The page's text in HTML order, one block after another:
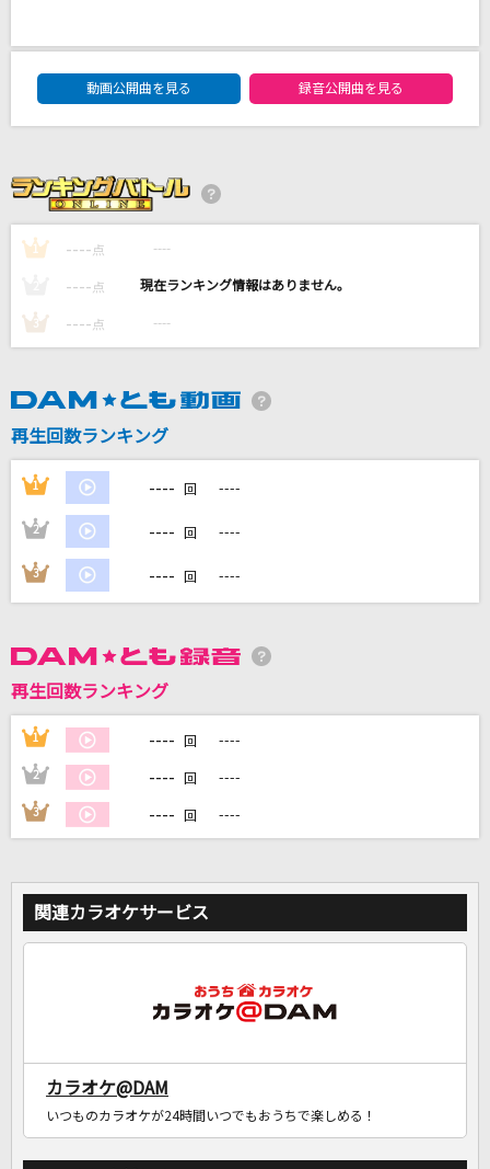
富永TOMMY弘明
ツキアカリのミチシルベ
only my railgun
糸
中島みゆき
DAMの新曲・ランキングなど
カラオケ最新情報をチェック！
カラオケをもっと楽しもう！
家族や友達と一緒に！練習にも！
DAM★ともボーカルエントリーランキング
動画公開曲を見る
録音公開曲を見る
1 ---- 点 ----
---- 点 ----
3 ---- 点 ----
再生回数ランキング
1 ---- 回 ----
2 ---- 回 ----
3 ---- 回 ----
再生回数ランキング
1 ---- 回 ----
2 ---- 回 ----
3 ---- 回 ----
関連カラオケサービス
カラオケ@DAM
いつものカラオケが24時間いつでもおうちで楽しめる！